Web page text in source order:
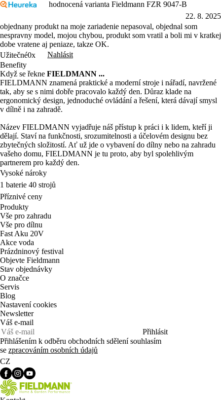
hodnocená varianta Fieldmann FZR 9047-B
22. 8. 2025
objednany produkt na moje zariadenie nepasoval, objednal som
nespravny model, mojou chybou, produkt som vratil a boli mi v kratkej
dobe vratene aj peniaze, takze OK.
Užitečné0x
Nahlásit
Benefity
Když se řekne FIELDMANN ...
FIELDMANN znamená praktické a moderní stroje i nářadí, navržené
tak, aby se s nimi dobře pracovalo každý den. Důraz klade na
ergonomický design, jednoduché ovládání a řešení, která dávají smysl
v dílně i na zahradě.
Název FIELDMANN vyjadřuje náš přístup k práci i k lidem, kteří ji
dělají. Staví na funkčnosti, srozumitelnosti a účelovém designu bez
zbytečných složitostí. Ať už jde o vybavení do dílny nebo na zahradu
vašeho domu, FIELDMANN je tu proto, aby byl spolehlivým
partnerem pro každý den.
Vysoké nároky
1 baterie 40 strojů
Příznivé ceny
Produkty
Vše pro zahradu
Vše pro dílnu
Fast Aku 20V
Akce voda
Prázdninový festival
Objevte Fieldmann
Stav objednávky
O značce
Servis
Blog
Nastavení cookies
Newsletter
Váš e-mail
Přihlásit
Přihlášením k odběru obchodních sdělení souhlasím
se zpracováním osobních údajů
CZ